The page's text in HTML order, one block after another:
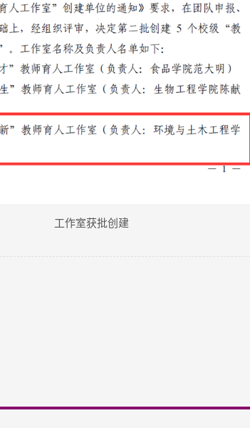
工作室获批创建